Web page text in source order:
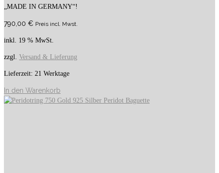
„MADE IN GERMANY“!
790,00 € Preis incl. Mwst.
inkl. 19 % MwSt.
zzgl. Versand & Lieferung
Lieferzeit: 21 Werktage
In den Warenkorb